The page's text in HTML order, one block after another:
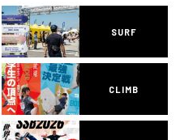
SURF
CLIMB